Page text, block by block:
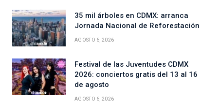
35 mil árboles en CDMX: arranca
Jornada Nacional de Reforestación
AGOSTO 6, 2026
Festival de las Juventudes CDMX
2026: conciertos gratis del 13 al 16
de agosto
AGOSTO 6, 2026